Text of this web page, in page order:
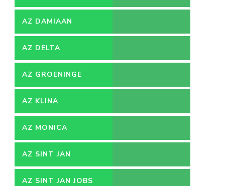
AZ DAMIAAN
AZ DELTA
AZ GROENINGE
AZ KLINA
AZ MONICA
AZ SINT JAN
AZ SINT JAN JOBS